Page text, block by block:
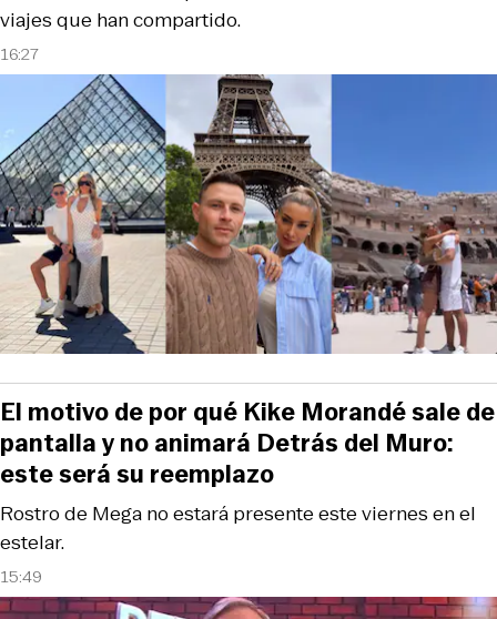
16:27
viajes que han compartido.
15:49
Rostro de Mega no estará presente este viernes en el
estelar.
El motivo de por qué Kike Morandé sale de
pantalla y no animará Detrás del Muro:
este será su reemplazo